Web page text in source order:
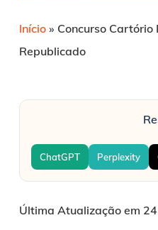
Início» Concurso Cartório
Republicado
ChatGPT Perplexity
Última Atualização em